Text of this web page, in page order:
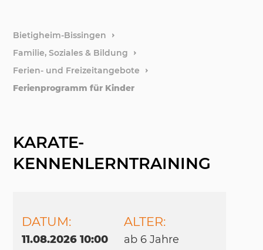
Bietigheim-Bissingen
Familie, Soziales & Bildung
Ferien- und Freizeitangebote
Ferienprogramm für Kinder
KARATE-
KENNENLERNTRAINING
DATUM:
11.08.2026 10:00
ALTER:
ab 6 Jah­re